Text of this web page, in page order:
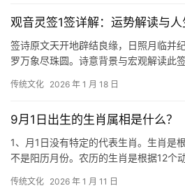
观音灵签1签详解：运势解读与人
签诗原文天开地辟结良缘，日照月临并
罗万象尽珠圆。诗意背景与宏观解读此
传统文化 2026 年 1 月 18 日
9月1日出生的生肖属相是什么？
1、月1日没有特定的代表生肖。生肖是
不是阳历月份。农历的生肖是根据12个
传统文化 2026 年 1 月 11 日